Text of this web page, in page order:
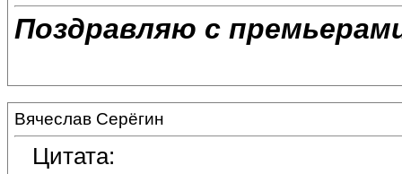
Поздравляю с
Вячеслав Серёгин
Цитата: